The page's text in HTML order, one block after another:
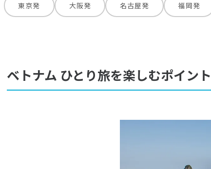
東京発 大阪発 名古屋発 福岡発
ベトナム ひとり旅を楽しむポイント